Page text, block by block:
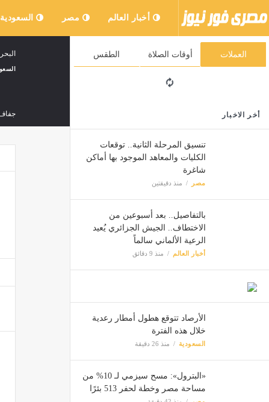
أخبار العالم مصر السعودية
العملات أوقات الصلاة الطقس
أخر الاخبار
تنسيق المرحلة الثانية.. توقعات
الكليات والمعاهد الموجود بها أماكن
شاغرة
مصر منذ دقيقتين
بالتفاصيل.. بعد أسبوعين من
الاختطاف.. الجيش الجزائري يُعيد
الرعية الألماني سالماً
أخبار العالم منذ 9 دقائق
الأرصاد تتوقع هطول أمطار رعدية
خلال هذه الفترة
السعودية منذ 26 دقيقة
«البترول»: مسح سيزمي لـ 10% من
مساحة مصر وخطة لحفر 513 بئرًا